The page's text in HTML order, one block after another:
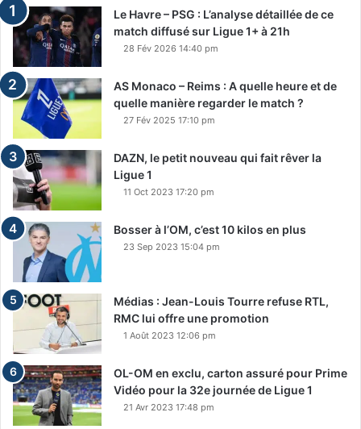
Le Havre – PSG : L’analyse détaillée de ce
match diffusé sur Ligue 1+ à 21h
28 Fév 2026 14:40 pm
AS Monaco – Reims : A quelle heure et de
quelle manière regarder le match ?
27 Fév 2025 17:10 pm
DAZN, le petit nouveau qui fait rêver la
Ligue 1
11 Oct 2023 17:20 pm
Bosser à l’OM, c’est 10 kilos en plus
23 Sep 2023 15:04 pm
Médias : Jean-Louis Tourre refuse RTL,
RMC lui offre une promotion
1 Août 2023 12:06 pm
OL-OM en exclu, carton assuré pour Prime
Vidéo pour la 32e journée de Ligue 1
21 Avr 2023 17:48 pm